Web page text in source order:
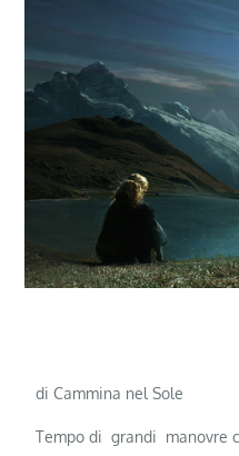
di Cammina nel Sole
Tempo di grandi manovre